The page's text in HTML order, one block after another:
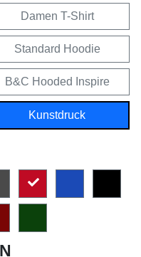
Damen T-Shirt
Standard Hoodie
B&C Hooded Inspire
Kunstdruck